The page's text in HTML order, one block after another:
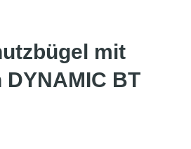
mit
BT